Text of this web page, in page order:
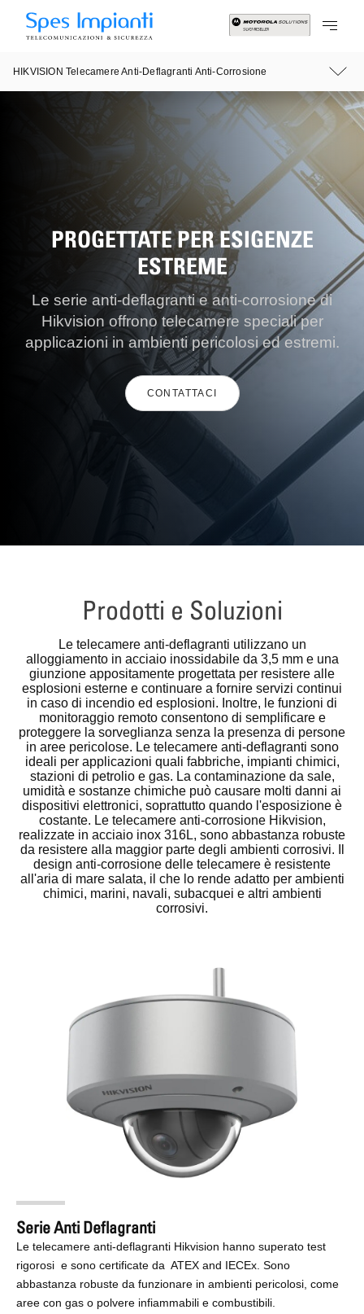
HIKVISION Telecamere Anti-Deflagranti Anti-Corrosione
PROGETTATE PER ESIGENZE
ESTREME
Le serie anti-deflagranti e anti-corrosione di
Hikvision offrono telecamere speciali per
applicazioni in ambienti pericolosi ed estremi.
CONTATTACI
Prodotti e Soluzioni
Le telecamere anti-deflagranti utilizzano un
alloggiamento in acciaio inossidabile da 3,5 mm e una
giunzione appositamente progettata per resistere alle
esplosioni esterne e continuare a fornire servizi continui
in caso di incendio ed esplosioni. Inoltre, le funzioni di
monitoraggio remoto consentono di semplificare e
proteggere la sorveglianza senza la presenza di persone
in aree pericolose. Le telecamere anti-deflagranti sono
ideali per applicazioni quali fabbriche, impianti chimici,
stazioni di petrolio e gas. La contaminazione da sale,
umidità e sostanze chimiche può causare molti danni ai
dispositivi elettronici, soprattutto quando l'esposizione è
costante. Le telecamere anti-corrosione Hikvision,
realizzate in acciaio inox 316L, sono abbastanza robuste
da resistere alla maggior parte degli ambienti corrosivi. Il
design anti-corrosione delle telecamere è resistente
all'aria di mare salata, il che lo rende adatto per ambienti
chimici, marini, navali, subacquei e altri ambienti
corrosivi.
Serie Anti Deflagranti
Le telecamere anti-deflagranti Hikvision hanno superato test
rigorosi e sono certificate da ATEX and IECEx. Sono
abbastanza robuste da funzionare in ambienti pericolosi, come
aree con gas o polvere infiammabili e combustibili.